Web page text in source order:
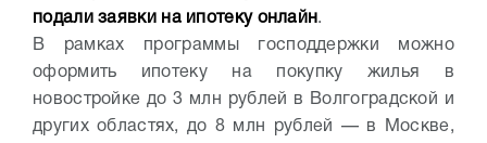
подали заявки на ипотеку онлайн.
В рамках программы господдержки можно
оформить ипотеку на покупку жилья в
новостройке до 3 млн рублей в Волгоградской и
других областях, до 8 млн рублей — в Москве,